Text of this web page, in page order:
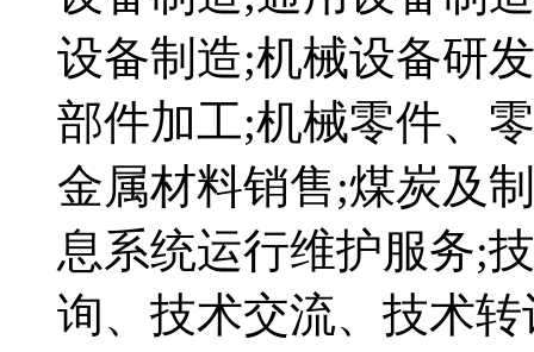
设备制造;机械设备研
部件加工;机械零件、
金属材料销售;煤炭及
息系统运行维护服务;
询、技术交流、技术